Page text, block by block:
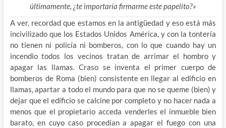
últimamente, ¿te importaría firmarme este papelito?»
A ver, recordad que estamos en la antigüedad y eso está más
incivilizado que los Estados Unidos América, y con la tontería
no tienen ni policía ni bomberos, con lo que cuando hay un
incendio todos los vecinos tratan de arrimar el hombro y
apagar las llamas. Craso se inventa el primer cuerpo de
bomberos de Roma (bien) consistente en llegar al edificio en
llamas, apartar a todo el mundo para que no se queme (bien) y
dejar que el edificio se calcine por completo y no hacer nada a
menos que el propietario acceda venderles el inmueble bien
barato, en cuyo caso procedían a apagar el fuego con una